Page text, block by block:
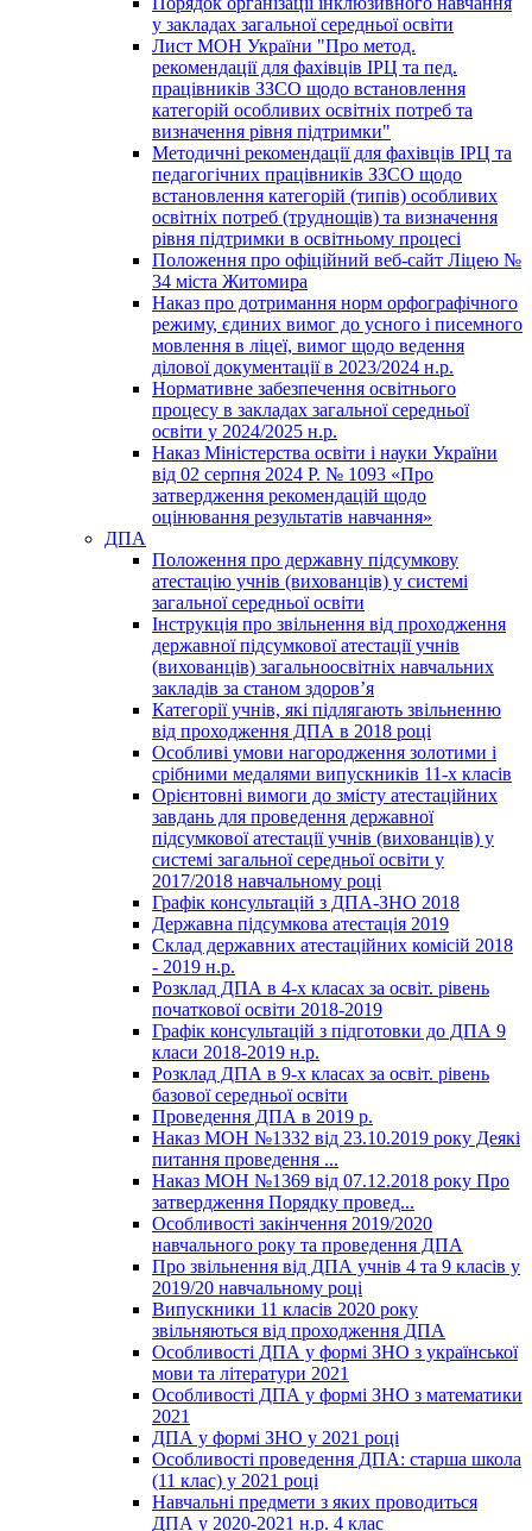
у закладах загальної середньої освіти
Лист МОН України "Про метод.
рекомендації для фахівців ІРЦ та пед.
працівників ЗЗСО щодо встановлення
категорій особливих освітніх потреб та
визначення рівня підтримки"
Методичні рекомендації для фахівців ІРЦ та
педагогічних працівників ЗЗСО щодо
встановлення категорій (типів) особливих
освітніх потреб (труднощів) та визначення
рівня підтримки в освітньому процесі
Положення про офіційний веб-сайт Ліцею №
34 міста Житомира
Наказ про дотримання норм орфографічного
режиму, єдиних вимог до усного і писемного
мовлення в ліцеї, вимог щодо ведення
ділової документації в 2023/2024 н.р.
Нормативне забезпечення освітнього
процесу в закладах загальної середньої
освіти у 2024/2025 н.р.
Наказ Міністерства освіти і науки України
від 02 серпня 2024 Р. № 1093 «Про
затвердження рекомендацій щодо
оцінювання результатів навчання»
ДПА
Положення про державну підсумкову
атестацію учнів (вихованців) у системі
загальної середньої освіти
Інструкція про звільнення від проходження
державної підсумкової атестації учнів
(вихованців) загальноосвітніх навчальних
закладів за станом здоров’я
Категорії учнів, які підлягають звільненню
від проходження ДПА в 2018 році
Особливі умови нагородження золотими і
срібними медалями випускників 11-х класів
Орієнтовні вимоги до змісту атестаційних
завдань для проведення державної
підсумкової атестації учнів (вихованців) у
системі загальної середньої освіти у
2017/2018 навчальному році
Графік консультацій з ДПА-ЗНО 2018
Державна підсумкова атестація 2019
Склад державних атестаційних комісій 2018
- 2019 н.р.
Розклад ДПА в 4-х класах за освіт. рівень
початкової освіти 2018-2019
Графік консультацій з підготовки до ДПА 9
класи 2018-2019 н.р.
Розклад ДПА в 9-х класах за освіт. рівень
базової середньої освіти
Проведення ДПА в 2019 р.
Наказ МОН №1332 від 23.10.2019 року Деякі
питання проведення ...
Наказ МОН №1369 від 07.12.2018 року Про
затвердження Порядку провед...
Особливості закінчення 2019/2020
навчального року та проведення ДПА
Про звільнення від ДПА учнів 4 та 9 класів у
2019/20 навчальному році
Випускники 11 класів 2020 року
звільняються від проходження ДПА
Особливості ДПА у формі ЗНО з української
мови та літератури 2021
Особливості ДПА у формі ЗНО з математики
2021
ДПА у формі ЗНО у 2021 році
Особливості проведення ДПА: старша школа
(11 клас) у 2021 році
Навчальні предмети з яких проводиться
ДПА у 2020-2021 н.р. 4 клас